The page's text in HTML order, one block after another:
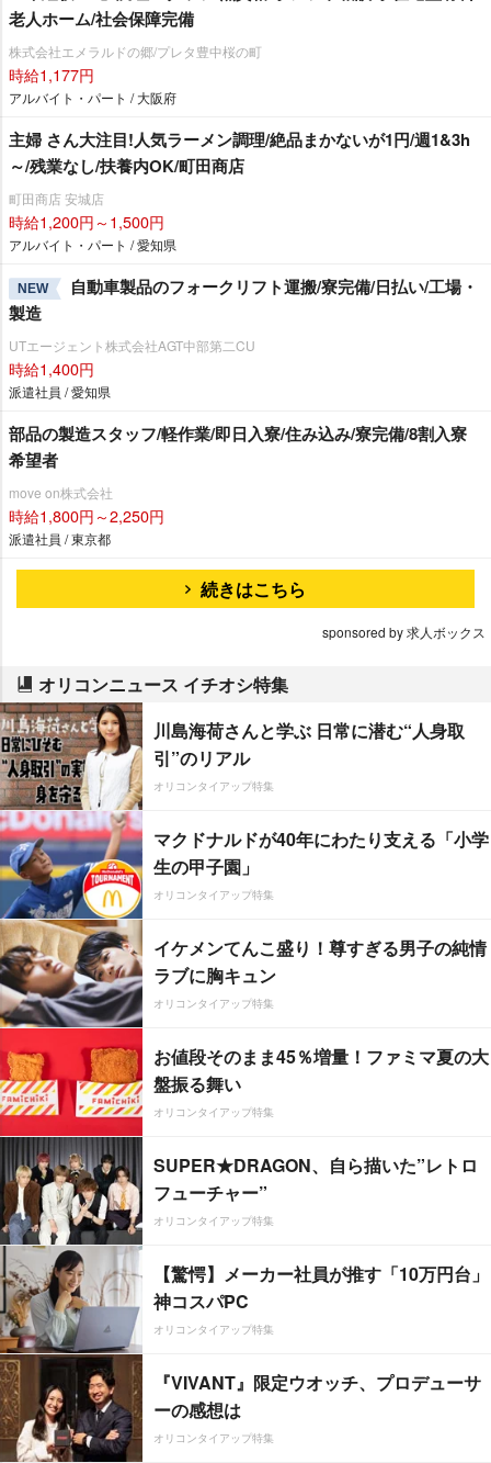
老人ホーム/社会保障完備
株式会社エメラルドの郷/プレタ豊中桜の町
時給1,177円
アルバイト・パート / 大阪府
主婦 さん大注目!人気ラーメン調理/絶品まかないが1円/週1&3h
～/残業なし/扶養内OK/町田商店
町田商店 安城店
時給1,200円～1,500円
アルバイト・パート / 愛知県
NEW
自動車製品のフォークリフト運搬/寮完備/日払い/工場・
製造
UTエージェント株式会社AGT中部第二CU
時給1,400円
派遣社員 / 愛知県
部品の製造スタッフ/軽作業/即日入寮/住み込み/寮完備/8割入寮
希望者
move on株式会社
時給1,800円～2,250円
派遣社員 / 東京都
続きはこちら
sponsored by 求人ボックス
オリコンニュース イチオシ特集
川島海荷さんと学ぶ 日常に潜む“人身取
引”のリアル
オリコンタイアップ特集
マクドナルドが40年にわたり支える「小学
生の甲子園」
オリコンタイアップ特集
イケメンてんこ盛り！尊すぎる男子の純情
ラブに胸キュン
オリコンタイアップ特集
お値段そのまま45％増量！ファミマ夏の大
盤振る舞い
オリコンタイアップ特集
SUPER★DRAGON、自ら描いた”レトロ
フューチャー”
オリコンタイアップ特集
【驚愕】メーカー社員が推す「10万円台」
神コスパPC
オリコンタイアップ特集
『VIVANT』限定ウオッチ、プロデューサ
ーの感想は
オリコンタイアップ特集